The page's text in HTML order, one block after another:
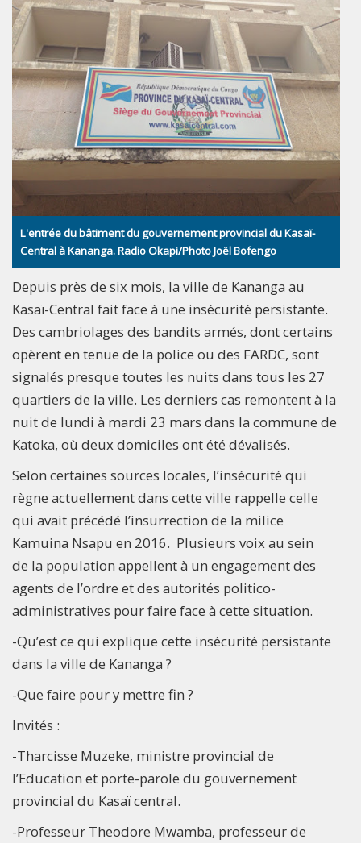
L'entrée du bâtiment du gouvernement provincial du Kasaï-
Central à Kananga. Radio Okapi/Photo Joël Bofengo
Depuis près de six mois, la ville de Kananga au
Kasaï-Central fait face à une insécurité persistante.
Des cambriolages des bandits armés, dont certains
opèrent en tenue de la police ou des FARDC, sont
signalés presque toutes les nuits dans tous les 27
quartiers de la ville. Les derniers cas remontent à la
nuit de lundi à mardi 23 mars dans la commune de
Katoka, où deux domiciles ont été dévalisés.
Selon certaines sources locales, l’insécurité qui
règne actuellement dans cette ville rappelle celle
qui avait précédé l’insurrection de la milice
Kamuina Nsapu en 2016. Plusieurs voix au sein
de la population appellent à un engagement des
agents de l’ordre et des autorités politico-
administratives pour faire face à cette situation.
-Qu’est ce qui explique cette insécurité persistante
dans la ville de Kananga ?
-Que faire pour y mettre fin ?
Invités :
-Tharcisse Muzeke, ministre provincial de
l’Education et porte-parole du gouvernement
provincial du Kasaï central.
-Professeur Theodore Mwamba, professeur de